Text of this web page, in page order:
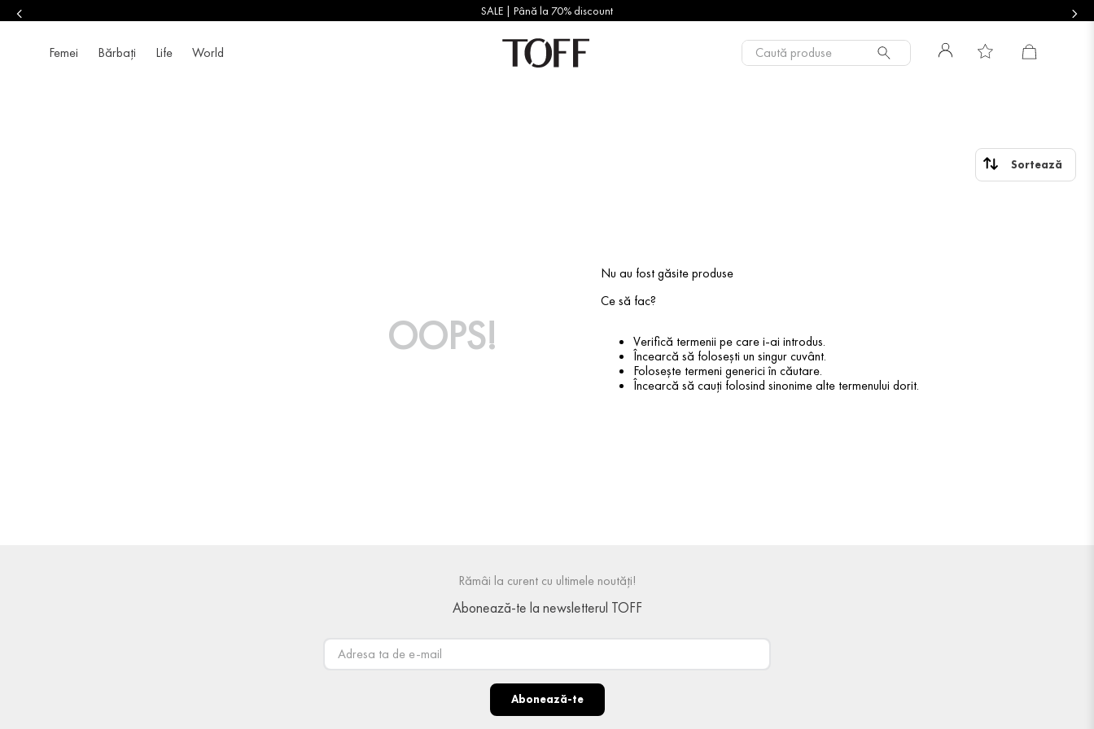
SALE | Până la 70% discount
Femei Bărbați Life World Caută produse
OOPS!
Nu au fost găsite produse
Ce să fac?
Verifică termenii pe care i-ai introdus.
Încearcă să folosești un singur cuvânt.
Folosește termeni generici în căutare.
Încearcă să cauți folosind sinonime alte termenului dorit.
Rămâi la curent cu ultimele noutăți!
Abonează-te la newsletterul TOFF
Abonează-te